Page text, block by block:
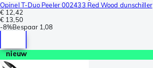
Opinel T-Duo Peeler 002433 Red Wood dunschiller
€ 12,42
€ 13,50
-8%Bespaar 1,08
nieuw